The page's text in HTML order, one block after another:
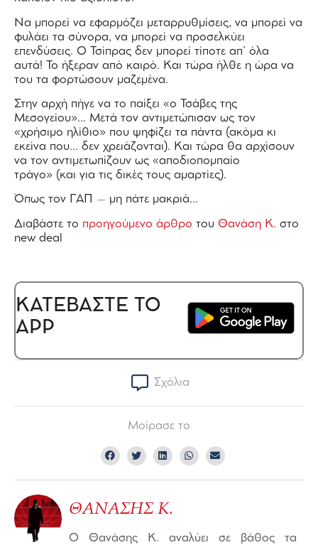
Να μπορεί να εφαρμόζει μεταρρυθμίσεις, να μπορεί να
φυλάει τα σύνορα, να μπορεί να προσελκύει
επενδύσεις. Ο Τσίπρας δεν μπορεί τίποτε απ’ όλα
αυτά! Το ήξεραν από καιρό. Και τώρα ήλθε η ώρα να
του τα φορτώσουν μαζεμένα.
Στην αρχή πήγε να το παίξει «ο Τσάβες της
Μεσογείου»… Μετά τον αντιμετώπισαν ως τον
«χρήσιμο ηλίθιο» που ψηφίζει τα πάντα (ακόμα κι
εκείνα που… δεν χρειάζονται). Και τώρα θα αρχίσουν
να τον αντιμετωπίζουν ως «αποδιοπομπαίο
τράγο» (και για τις δικές τους αμαρτίες).
Όπως τον ΓΑΠ – μη πάτε μακριά…
Διαβάστε το προηγούμενο άρθρο του Θανάση Κ. στο
new deal
ΚΑΤΕΒΑΣΤΕ ΤΟ
APP
Σχόλια
Μοίρασε το
ΘΑΝΑΣΗΣ Κ.
Ο Θανάσης Κ. αναλύει σε βάθος τα